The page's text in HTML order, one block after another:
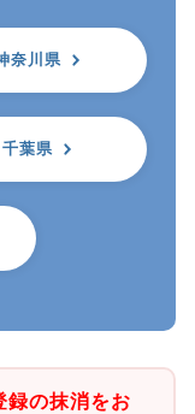
奈川県
千葉県
の抹消をお